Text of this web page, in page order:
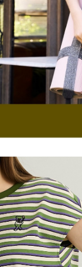
３．未成年的使用者
「AFTEE先享後付」
任。
４．使用「AFTEE先
時審查核予不同之上
請求用戶進行身份認
５．嚴禁一人註冊
恩沛科技股份有限
每筆NT$120，滿
宅配離島
每筆NT$120，滿
付款後門市自取
海外配送